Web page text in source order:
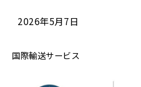
2026年5月7日
国際輸送サービス